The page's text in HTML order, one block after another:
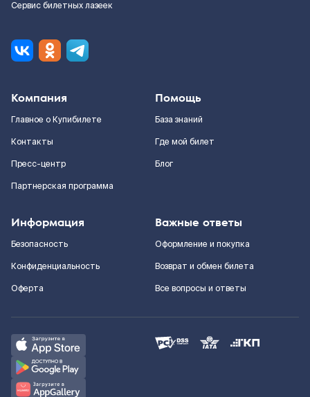
Сервис билетных лазеек
Компания
Главное о Купибилете
Контакты
Пресс-центр
Партнерская программа
Помощь
База знаний
Где мой билет
Блог
Информация
Безопасность
Конфиденциальность
Оферта
Важные ответы
Оформление и покупка
Возврат и обмен билета
Все вопросы и ответы